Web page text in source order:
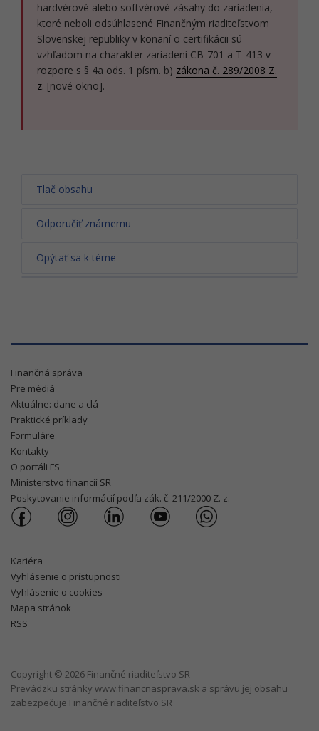
hardvérové alebo softvérové zásahy do zariadenia,
ktoré neboli odsúhlasené Finančným riaditeľstvom
Slovenskej republiky v konaní o certifikácii sú
vzhľadom na charakter zariadení CB-701 a T-413 v
rozpore s § 4a ods. 1 písm. b) zákona č. 289/2008 Z.
z. [nové okno].
Tlač obsahu
Odporučiť známemu
Opýtať sa k téme
Finančná správa
Pre médiá
Aktuálne: dane a clá
Praktické príklady
Formuláre
Kontakty
O portáli FS
Ministerstvo financií SR
Poskytovanie informácií podľa zák. č. 211/2000 Z. z.
Kariéra
Vyhlásenie o prístupnosti
Vyhlásenie o cookies
Mapa stránok
RSS
Copyright © 2026 Finančné riaditeľstvo SR
Prevádzku stránky www.financnasprava.sk a správu jej obsahu
zabezpečuje Finančné riaditeľstvo SR